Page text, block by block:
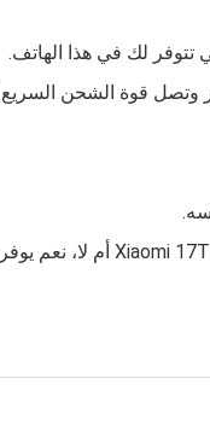
Xiaomi 17T أم لا، نعم